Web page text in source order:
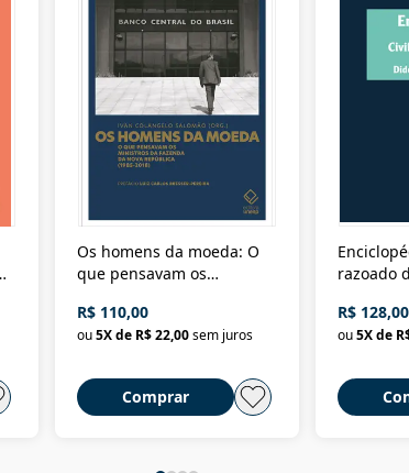
Os homens da moeda: O
que pensavam os
Nova República (1985-
2018)
R$ 110,00
ou5X de R$ 22,00sem juros
Comprar
razoado
R$ 128,00
ou5X de